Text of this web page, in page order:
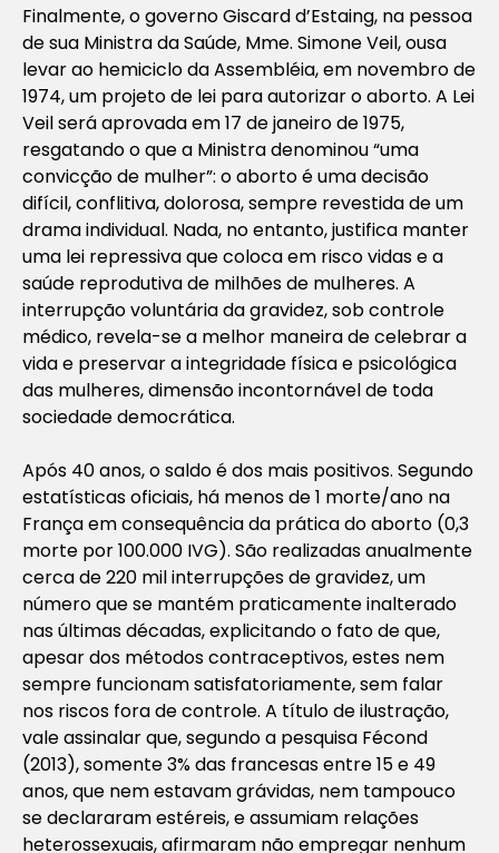
Finalmente, o governo Giscard d’Estaing, na pessoa
de sua Ministra da Saúde, Mme. Simone Veil, ousa
levar ao hemiciclo da Assembléia, em novembro de
1974, um projeto de lei para autorizar o aborto. A Lei
Veil será aprovada em 17 de janeiro de 1975,
resgatando o que a Ministra denominou “uma
convicção de mulher”: o aborto é uma decisão
difícil, conflitiva, dolorosa, sempre revestida de um
drama individual. Nada, no entanto, justifica manter
uma lei repressiva que coloca em risco vidas e a
saúde reprodutiva de milhões de mulheres. A
interrupção voluntária da gravidez, sob controle
médico, revela-se a melhor maneira de celebrar a
vida e preservar a integridade física e psicológica
das mulheres, dimensão incontornável de toda
sociedade democrática.
Após 40 anos, o saldo é dos mais positivos. Segundo
estatísticas oficiais, há menos de 1 morte/ano na
França em consequência da prática do aborto (0,3
morte por 100.000 IVG). São realizadas anualmente
cerca de 220 mil interrupções de gravidez, um
número que se mantém praticamente inalterado
nas últimas décadas, explicitando o fato de que,
apesar dos métodos contraceptivos, estes nem
sempre funcionam satisfatoriamente, sem falar
nos riscos fora de controle. A título de ilustração,
vale assinalar que, segundo a pesquisa Fécond
(2013), somente 3% das francesas entre 15 e 49
anos, que nem estavam grávidas, nem tampouco
se declararam estéreis, e assumiam relações
heterossexuais, afirmaram não empregar nenhum